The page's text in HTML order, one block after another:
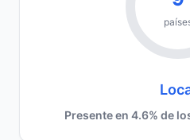
Presente en 4.6% de